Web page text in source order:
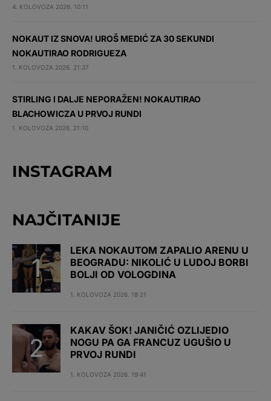
4. KOLOVOZA 2026. 10:11
NOKAUT IZ SNOVA! UROŠ MEDIĆ ZA 30 SEKUNDI
NOKAUTIRAO RODRIGUEZA
1. KOLOVOZA 2026. 21:37
STIRLING I DALJE NEPORAŽEN! NOKAUTIRAO
BLACHOWICZA U PRVOJ RUNDI
1. KOLOVOZA 2026. 21:10
INSTAGRAM
NAJČITANIJE
LEKA NOKAUTOM ZAPALIO ARENU U
BEOGRADU: NIKOLIĆ U LUDOJ BORBI
BOLJI OD VOLOGDINA
1. KOLOVOZA 2026. 18:21
KAKAV ŠOK! JANIČIĆ OZLIJEDIO
NOGU PA GA FRANCUZ UGUŠIO U
PRVOJ RUNDI
1. KOLOVOZA 2026. 19:41